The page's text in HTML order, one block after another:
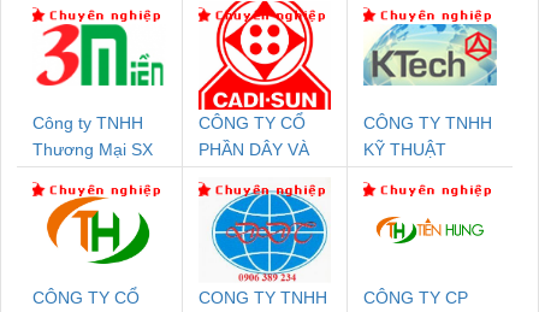
Công ty TNHH
Thương Mại SX
CÔNG TY CỔ
PHẦN DÂY VÀ
THƯỢNG ĐÌNH
CÔNG TY TNHH
KỸ THUẬT
NAM
CÔNG TY CỔ
CONG TY TNHH
CÔNG TY CP